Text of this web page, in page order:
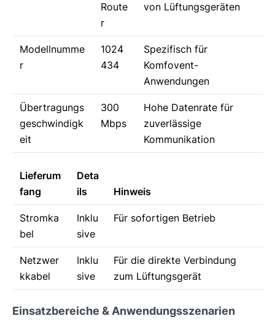
Route
r
von Lüftungsgeräten
Modellnumme
r
1024
434
Spezifisch für
Komfovent-
Anwendungen
Übertragungs
geschwindigk
eit
300
Mbps
Hohe Datenrate für
zuverlässige
Kommunikation
Lieferum
fang
Deta
ils
Hinweis
Stromka
bel
Inklu
sive
Für sofortigen Betrieb
Netzwer
kkabel
Inklu
sive
Für die direkte Verbindung
zum Lüftungsgerät
Einsatzbereiche & Anwendungsszenarien